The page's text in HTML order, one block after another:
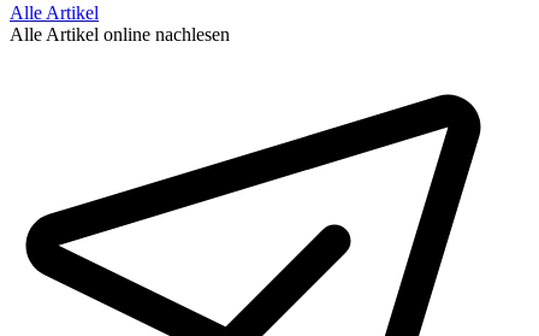
Alle Artikel
Alle Artikel online nachlesen